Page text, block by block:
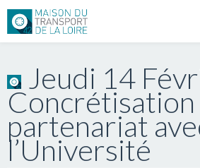
Jeudi 14
Concrétisation
partenariat
l’Université